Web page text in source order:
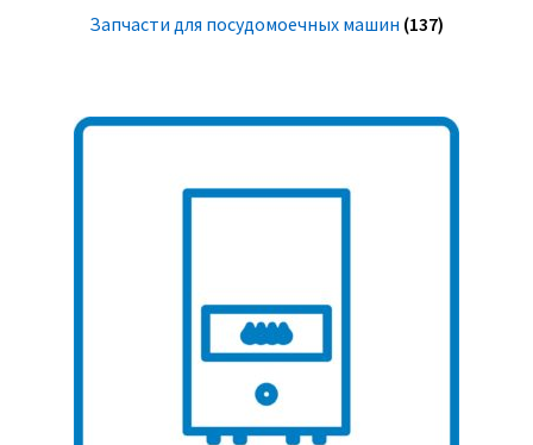
Запчасти для посудомоечных машин (137)